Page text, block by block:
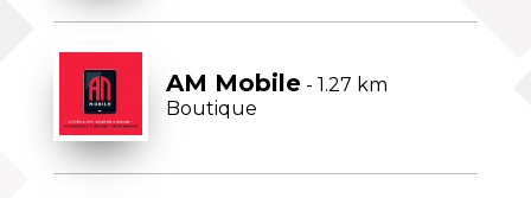
AM Mobile- 1.27 km
Boutique